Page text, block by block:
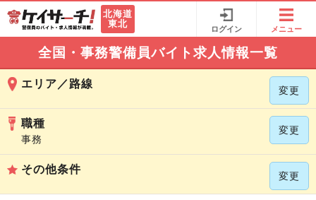
北海道
東北
ログイン メニュー
全国・事務警備員バイト求人情報一覧
エリア／路線
変更
職種
事務
変更
その他条件
変更